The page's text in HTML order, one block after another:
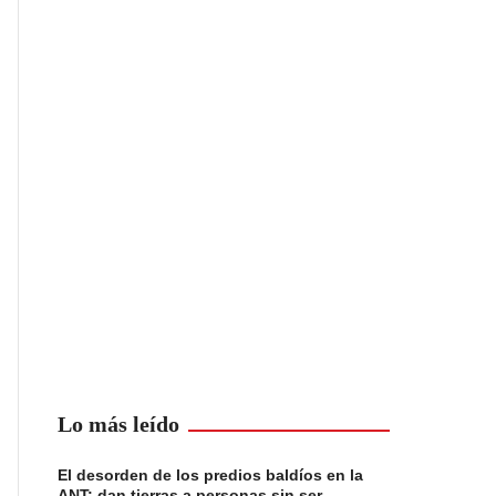
Lo más leído
El desorden de los predios baldíos en la